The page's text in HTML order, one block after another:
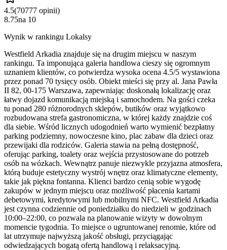
4.5(70777 opinii)
8.75na 10
Wynik w rankingu Lokalsy
Westfield Arkadia znajduje się na drugim miejscu w naszym
rankingu. Ta imponująca galeria handlowa cieszy się ogromnym
uznaniem klientów, co potwierdza wysoka ocena 4.5/5 wystawiona
przez ponad 70 tysięcy osób. Obiekt mieści się przy al. Jana Pawła
II 82, 00-175 Warszawa, zapewniając doskonałą lokalizację oraz
łatwy dojazd komunikacją miejską i samochodem. Na gości czeka
tu ponad 280 różnorodnych sklepów, butików oraz wyjątkowo
rozbudowana strefa gastronomiczna, w której każdy znajdzie coś
dla siebie. Wśród licznych udogodnień warto wymienić bezpłatny
parking podziemny, nowoczesne kino, plac zabaw dla dzieci oraz
przewijaki dla rodziców. Galeria stawia na pełną dostępność,
oferując parking, toalety oraz wejścia przystosowane do potrzeb
osób na wózkach. Wewnątrz panuje niezwykle przyjazna atmosfera,
którą buduje estetyczny wystrój wnętrz oraz klimatyczne elementy,
takie jak piękna fontanna. Klienci bardzo cenią sobie wygodę
zakupów w jednym miejscu oraz możliwość płacenia kartami
debetowymi, kredytowymi lub mobilnymi NFC. Westfield Arkadia
jest czynna codziennie od poniedziałku do niedzieli w godzinach
10:00–22:00, co pozwala na planowanie wizyty w dowolnym
momencie tygodnia. To miejsce o ugruntowanej renomie, które od
lat utrzymuje najwyższą jakość obsługi, przyciągając
odwiedzających bogatą ofertą handlową i relaksacyjną.